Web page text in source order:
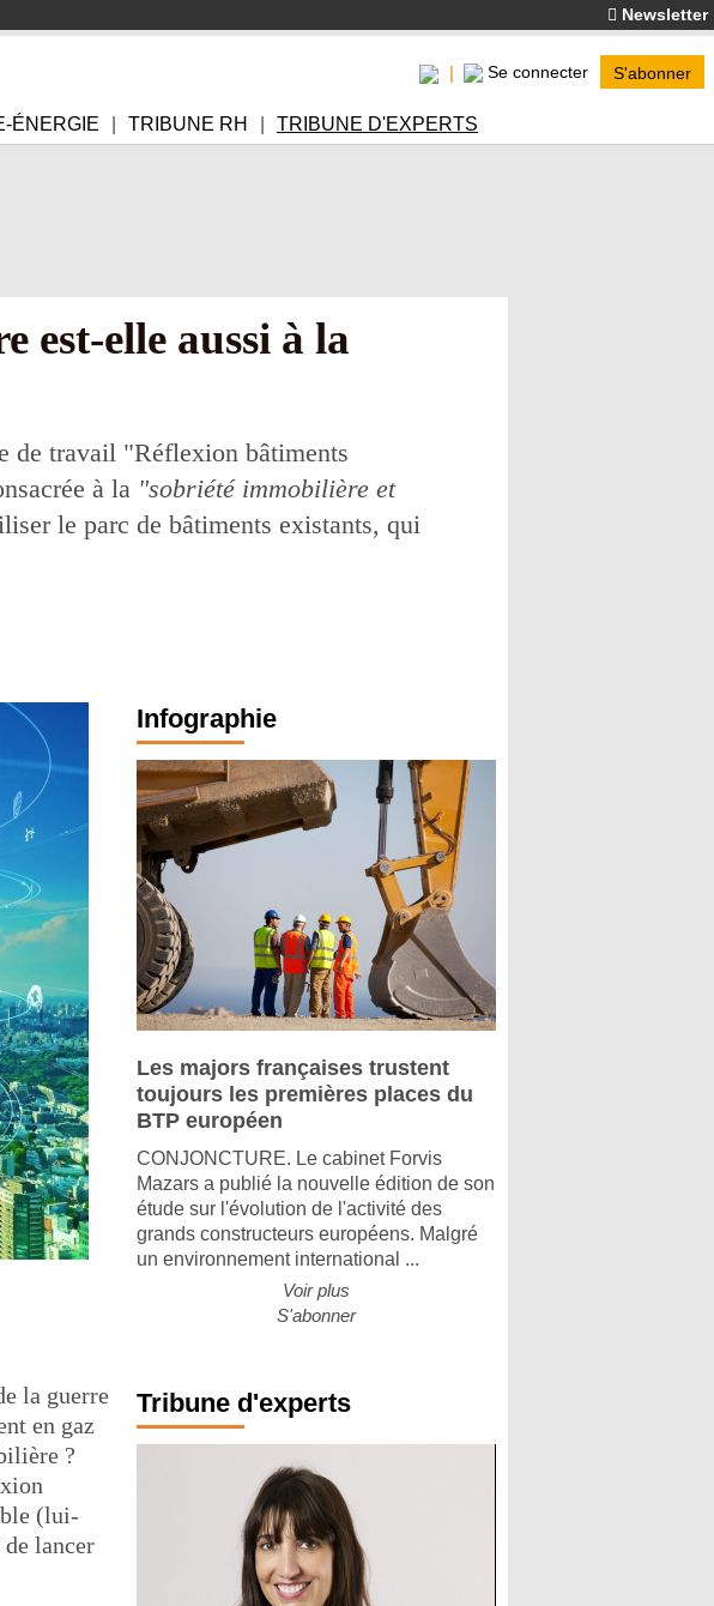
Newsletter
Se connecter S'abonner
ÉNERGIE TRIBUNE RH TRIBUNE D'EXPERTS
est-elle aussi à la
de travail "Réflexion bâtiments
à la "sobriété immobilière et
le parc de bâtiments existants, qui
la guerre
en gaz
?
(lui-
lancer
Infographie
Les majors françaises trustent
toujours les premières places du
BTP européen
CONJONCTURE. Le cabinet Forvis
Mazars a publié la nouvelle édition de son
étude sur l'évolution de l'activité des
grands constructeurs européens. Malgré
un environnement international ...
Voir plus
S'abonner
Tribune d'experts